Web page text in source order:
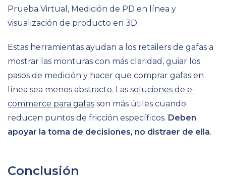
Prueba Virtual, Medición de PD en línea y
visualización de producto en 3D.
Estas herramientas ayudan a los retailers de gafas a
mostrar las monturas con más claridad, guiar los
pasos de medición y hacer que comprar gafas en
línea sea menos abstracto. Las soluciones de e-
commerce para gafas son más útiles cuando
reducen puntos de fricción específicos. Deben
apoyar la toma de decisiones, no distraer de ella.
Conclusión